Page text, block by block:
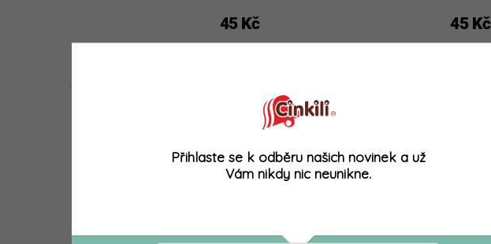
45 Kč 45 Kč
38206722
Přihlaste se k odběru našich novinek a už
Vám nikdy nic neunikne.